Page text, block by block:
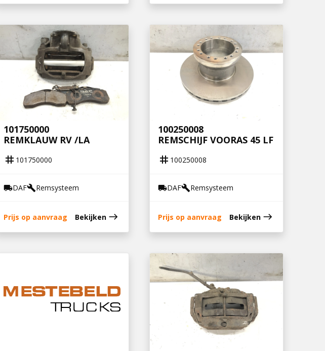
101750000
REMKLAUW RV /LA
tag 101750000
local_shippingDAFbuildRemsysteem
Prijs op aanvraag Bekijken east
100250008
REMSCHIJF VOORAS 45 LF
tag 100250008
local_shippingDAFbuildRemsysteem
Prijs op aanvraag Bekijken east